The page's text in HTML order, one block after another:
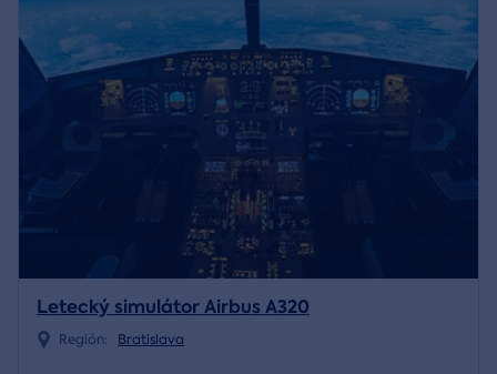
Letecký simulátor Airbus A320
Región: Bratislava